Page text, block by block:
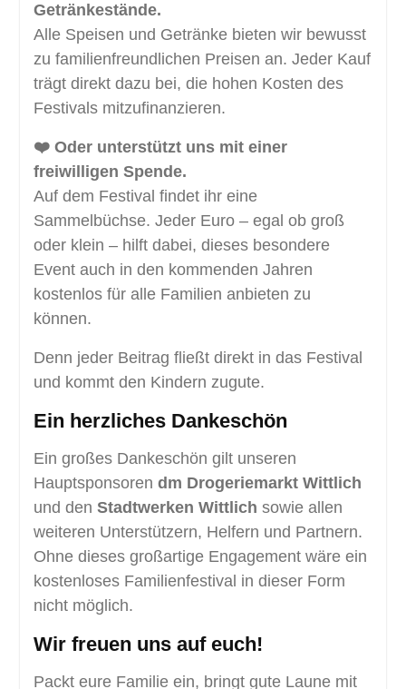
Getränkestände.
Alle Speisen und Getränke bieten wir bewusst
zu familienfreundlichen Preisen an. Jeder Kauf
trägt direkt dazu bei, die hohen Kosten des
Festivals mitzufinanzieren.
❤️ Oder unterstützt uns mit einer
freiwilligen Spende.
Auf dem Festival findet ihr eine
Sammelbüchse. Jeder Euro – egal ob groß
oder klein – hilft dabei, dieses besondere
Event auch in den kommenden Jahren
kostenlos für alle Familien anbieten zu
können.
Denn jeder Beitrag fließt direkt in das Festival
und kommt den Kindern zugute.
Ein herzliches Dankeschön
Ein großes Dankeschön gilt unseren
Hauptsponsoren dm Drogeriemarkt Wittlich
und den Stadtwerken Wittlich sowie allen
weiteren Unterstützern, Helfern und Partnern.
Ohne dieses großartige Engagement wäre ein
kostenloses Familienfestival in dieser Form
nicht möglich.
Wir freuen uns auf euch!
Packt eure Familie ein, bringt gute Laune mit